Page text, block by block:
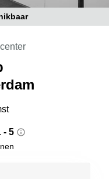
- 5